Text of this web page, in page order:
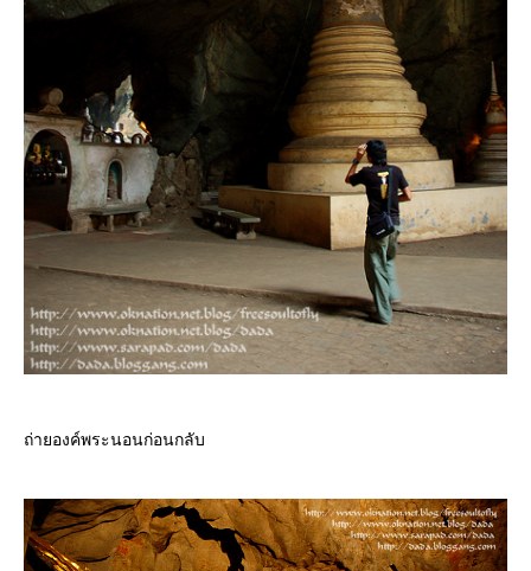
ถ่ายองค์พระนอนก่อนกลับ